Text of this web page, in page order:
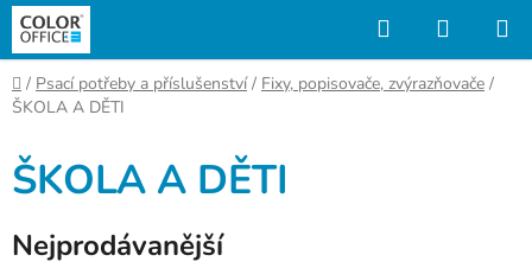
Přejít
obsah
Hledat
KOŠÍK
Domů
/ Psací potřeby a příslušenství / Fixy, popisovače, zvýrazňovače /
ŠKOLA A DĚTI
ŠKOLA A DĚTI
Nejprodávanější